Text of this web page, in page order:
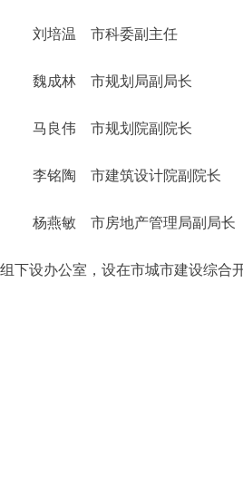
北京概况
ENGLISH
市科委副主任
市规划局副局长
市规划院副院长
市建筑设计院副院长
市房地产管理局副局长
设办公室，设在市城市建设综合